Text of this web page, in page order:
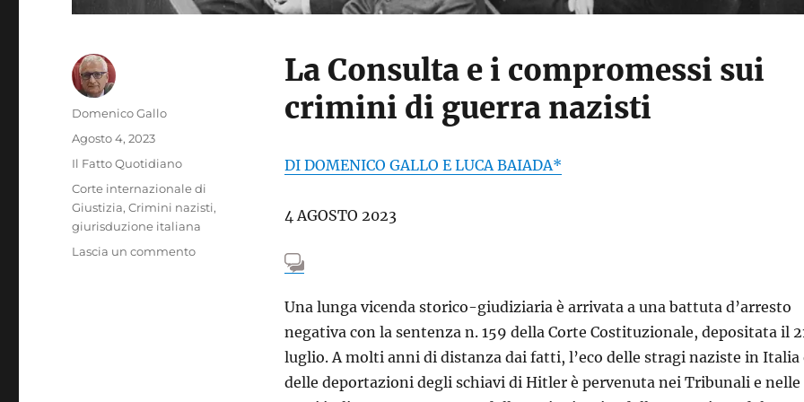
La Consulta e i compromessi sui
crimini di guerra nazisti
DI DOMENICO GALLO E LUCA BAIADA*
4 AGOSTO 2023
Una lunga vicenda storico-giudiziaria è arrivata a una battuta d’arresto
negativa con la sentenza n. 159 della Corte Costituzionale, depositata il
luglio. A molti anni di distanza dai fatti, l’eco delle stragi naziste in Italia
delle deportazioni degli schiavi di Hitler è pervenuta nei Tribunali e nelle
Autore
Domenico Gallo
Pubblicato
il
Agosto 4, 2023
Categorie
Il Fatto Quotidiano
Tag
Corte internazionale di
Giustizia,Crimini nazisti,
giurisduzione italiana
Lascia un commentosu